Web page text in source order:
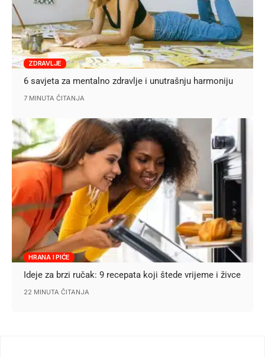
ZDRAVLJE
6 savjeta za mentalno zdravlje i unutrašnju harmoniju
7 MINUTA ČITANJA
HRANA I PIĆE
Ideje za brzi ručak: 9 recepata koji štede vrijeme i živce
22 MINUTA ČITANJA